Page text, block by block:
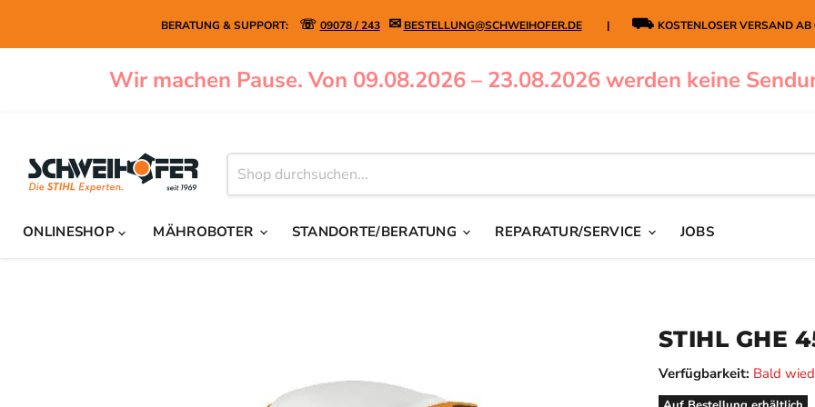
BERATUNG & SUPPORT: ☏ 09078 / 243 ✉ BESTELLUNG@SCHWEIHOFER.DE| ⛟ KOSTENLOSER
Wir machen Pause. Von 09.08.2026 – 23.08.2026 werden keine
ONLINESHOP MÄHROBOTER STANDORTE/BERATUNG REPARATUR/SERVICE JOBS
STIHL GHE
Verfügbarkeit: Bald